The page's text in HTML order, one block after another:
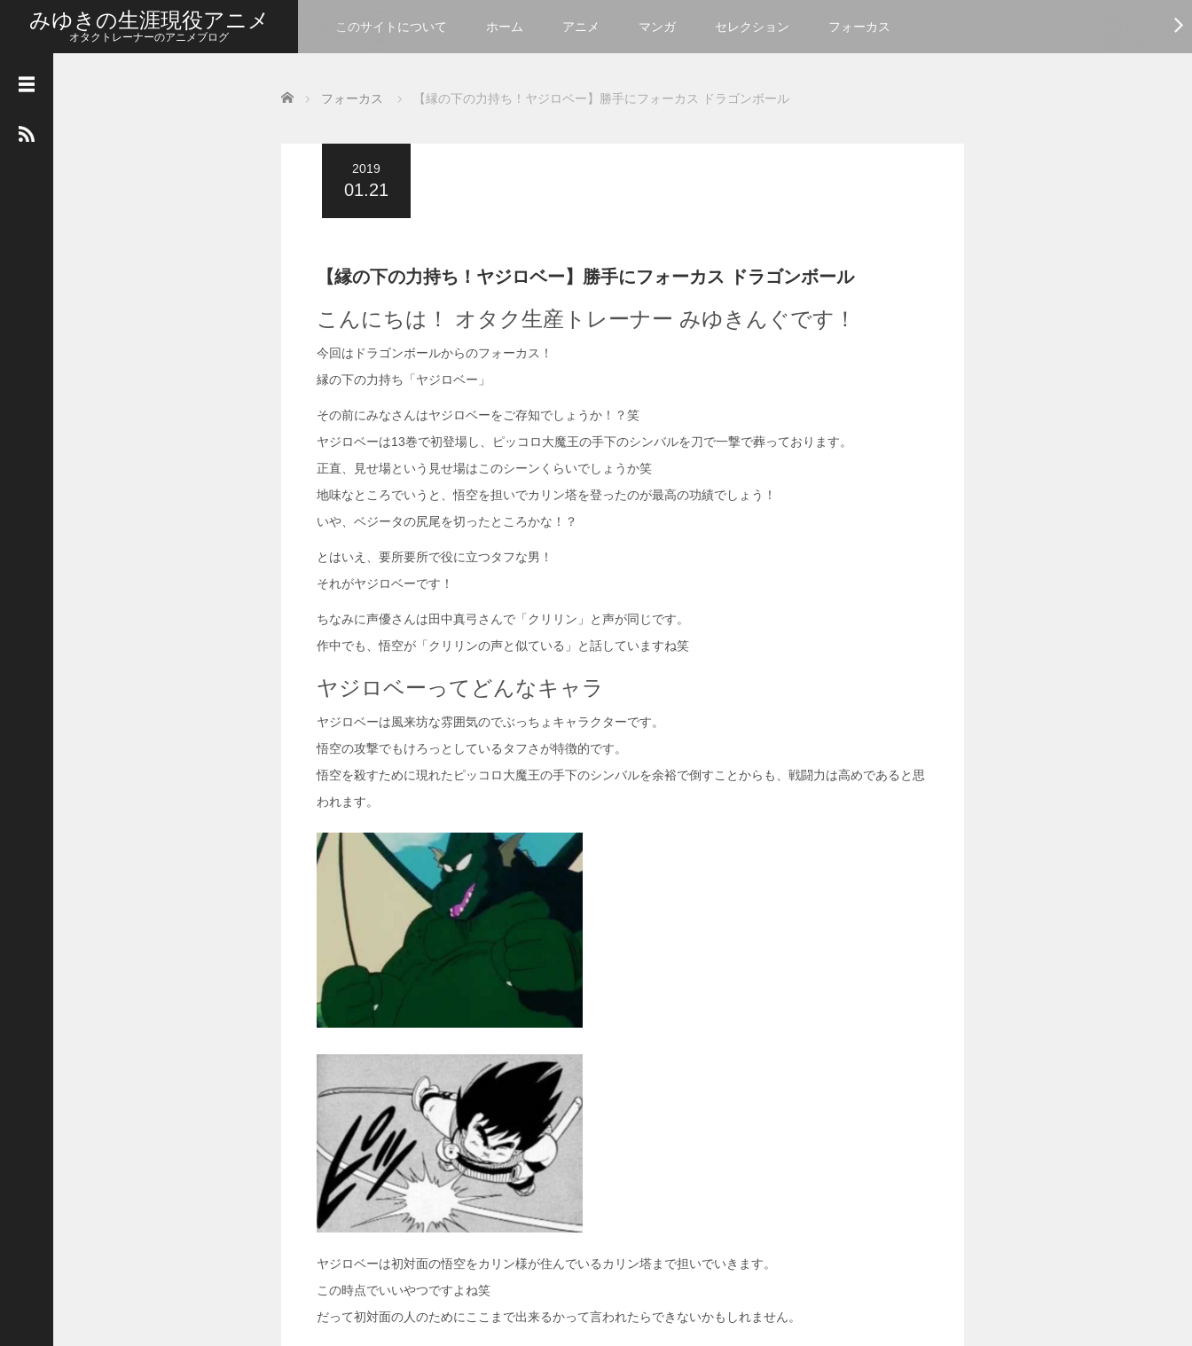
みゆきの生涯現役アニメ
オタクトレーナーのアニメブログ
このサイトについて ホーム アニメ マンガ セレクション フォーカス
カ
レ
ダ
Home フォーカス 【縁の下の力持ち！ヤジロベー】勝手にフォーカス ドラゴンボール
2019
01.21
【縁の下の力持ち！ヤジロベー】勝手にフォーカス ドラゴンボール
こんにちは！ オタク生産トレーナー みゆきんぐです！
今回はドラゴンボールからのフォーカス！
縁の下の力持ち「ヤジロベー」
その前にみなさんはヤジロベーをご存知でしょうか！？笑
ヤジロベーは13巻で初登場し、ピッコロ大魔王の手下のシンバルを刀で一撃で葬っております。
正直、見せ場という見せ場はこのシーンくらいでしょうか笑
地味なところでいうと、悟空を担いでカリン塔を登ったのが最高の功績でしょう！
いや、ベジータの尻尾を切ったところかな！？
とはいえ、要所要所で役に立つタフな男！
それがヤジロベーです！
ちなみに声優さんは田中真弓さんで「クリリン」と声が同じです。
作中でも、悟空が「クリリンの声と似ている」と話していますね笑
ヤジロベーってどんなキャラ
ヤジロベーは風来坊な雰囲気のでぶっちょキャラクターです。
悟空の攻撃でもけろっとしているタフさが特徴的です。
悟空を殺すために現れたピッコロ大魔王の手下のシンバルを余裕で倒すことからも、戦闘力は高めであると思
われます。
ヤジロベーは初対面の悟空をカリン様が住んでいるカリン塔まで担いでいきます。
この時点でいいやつですよね笑
だって初対面の人のためにここまで出来るかって言われたらできないかもしれません。